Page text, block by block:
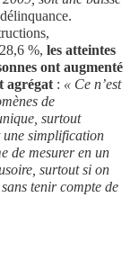
%, les atteintes
ont augmenté
agrégat : « Ce n’est
de
surtout
une simplification
de mesurer en un
surtout si on
tenir compte de